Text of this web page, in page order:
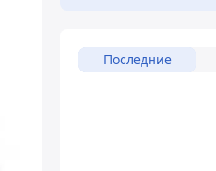
Последние